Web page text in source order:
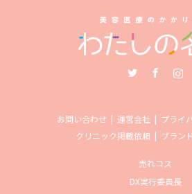
お問い合わせ 運営会社
プライ
クリニック掲載依頼
ブラン
売れコス
DX実行委員長